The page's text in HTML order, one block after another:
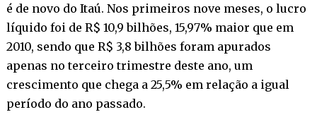
é de novo do Itaú. Nos primeiros nove meses, o lucro
líquido foi de R$ 10,9 bilhões, 15,97% maior que em
2010, sendo que R$ 3,8 bilhões foram apurados
apenas no terceiro trimestre deste ano, um
crescimento que chega a 25,5% em relação a igual
período do ano passado.